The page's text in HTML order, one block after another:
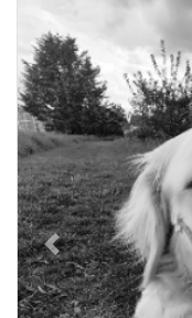
Previous